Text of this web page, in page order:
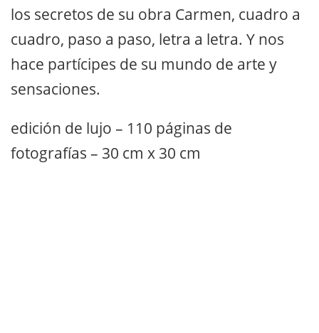
los secretos de su obra Carmen, cuadro a
cuadro, paso a paso, letra a letra. Y nos
hace partícipes de su mundo de arte y
sensaciones.
edición de lujo – 110 páginas de
fotografías – 30 cm x 30 cm